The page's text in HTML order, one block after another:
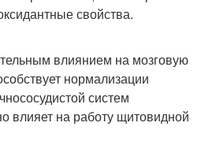
свойства.
влиянием на мозговую
нормализации
систем
влияет на работу щитовидной